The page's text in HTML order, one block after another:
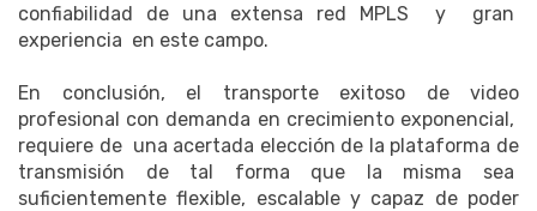
confiabilidad de una extensa red MPLS y gran
experiencia en este campo.
En conclusión, el transporte exitoso de video
profesional con demanda en crecimiento exponencial,
requiere de una acertada elección de la plataforma de
transmisión de tal forma que la misma sea
suficientemente flexible, escalable y capaz de poder